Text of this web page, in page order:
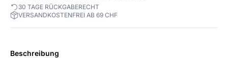
30 TAGE RÜCKGABERECHT
VERSANDKOSTENFREI AB 69 CHF
Beschreibung